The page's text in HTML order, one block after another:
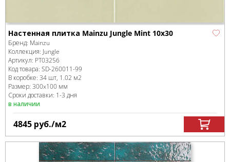
Настенная плитка Mainzu Jungle Mint 10х30
Бренд: Mainzu
Коллекция: Jungle
Артикул: PT03256
Код товара: SD-260011-99
В коробке: 34 шт, 1.02 м2
Размер: 300x100 мм
Сроки доставки: 1-3 дня
в наличии
4845 руб./м2